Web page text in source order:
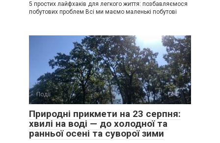
5 простих лайфхаків для легкого життя: позбавляємося
побутових проблем Всі ми маємо маленькі побутові
Події 0
Природні прикмети на 23 серпня:
хвилі на воді — до холодної та
ранньої осені та суворої зими